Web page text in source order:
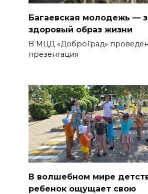
Багаевская молодежь —
здоровый образ жизни
В МЦД «ДоброГрад»
презентация
В волшебном мире
ребенок ощущает свою